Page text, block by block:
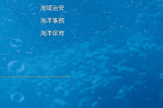
海域治安
海洋事務
海洋保育